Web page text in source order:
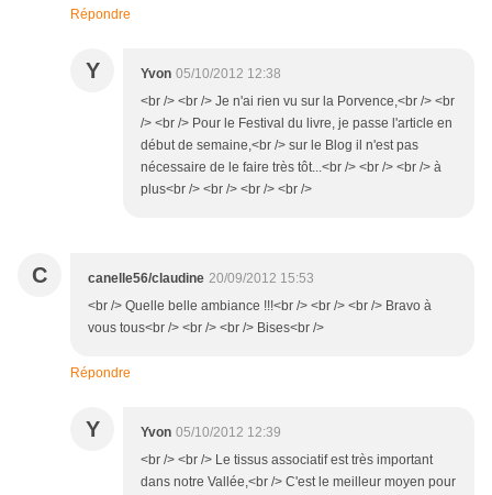
Répondre
Y Yvon 05/10/2012 12:38
<br /> <br /> Je n'ai rien vu sur la Porvence,<br /> <br
/> <br /> Pour le Festival du livre, je passe l'article en
début de semaine,<br /> sur le Blog il n'est pas
nécessaire de le faire très tôt...<br /> <br /> <br /> à
plus<br /> <br /> <br /> <br />
C canelle56/claudine 20/09/2012 15:53
<br /> Quelle belle ambiance !!!<br /> <br /> <br /> Bravo à
vous tous<br /> <br /> <br /> Bises<br />
Répondre
Y Yvon 05/10/2012 12:39
<br /> <br /> Le tissus associatif est très important
dans notre Vallée,<br /> C'est le meilleur moyen pour